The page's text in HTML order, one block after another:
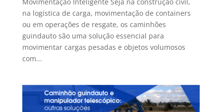
na logística de carga, movimentação de containers
ou em operações de resgate, os caminhões
guindauto são uma solução essencial para
movimentar cargas pesadas e objetos volumosos
com...